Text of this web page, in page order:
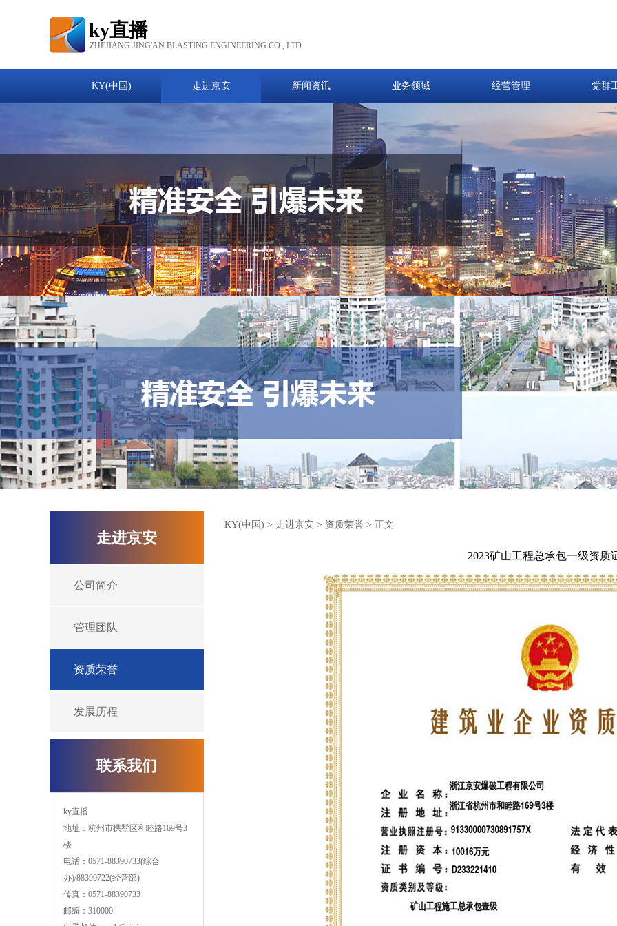
ky直播
ZHEJIANG JING'AN BLASTING ENGINEERING CO., LTD
KY(中国) 走进京安 新闻资讯 业务领域 经营管理 党群
走进京安
公司简介
管理团队
资质荣誉
发展历程
联系我们
ky直播
地址：杭州市拱墅区和睦路169号3
楼
电话：0571-88390733(综合
办)/88390722(经营部)
传真：0571-88390733
邮编：310000
KY(中国) > 走进京安 > 资质荣誉 > 正文
2023矿山工程总承包一级资质